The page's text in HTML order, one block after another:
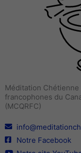
Méditation
francophones du
(MCQRFC)
Notre Facebook